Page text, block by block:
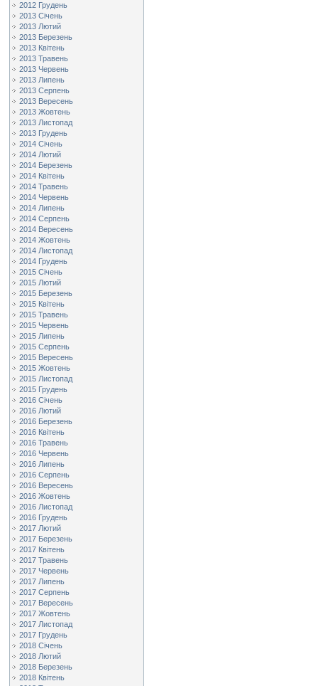
2012 Грудень
2013 Січень
2013 Лютий
2013 Березень
2013 Квітень
2013 Травень
2013 Червень
2013 Липень
2013 Серпень
2013 Вересень
2013 Жовтень
2013 Листопад
2013 Грудень
2014 Січень
2014 Лютий
2014 Березень
2014 Квітень
2014 Травень
2014 Червень
2014 Липень
2014 Серпень
2014 Вересень
2014 Жовтень
2014 Листопад
2014 Грудень
2015 Січень
2015 Лютий
2015 Березень
2015 Квітень
2015 Травень
2015 Червень
2015 Липень
2015 Серпень
2015 Вересень
2015 Жовтень
2015 Листопад
2015 Грудень
2016 Січень
2016 Лютий
2016 Березень
2016 Квітень
2016 Травень
2016 Червень
2016 Липень
2016 Серпень
2016 Вересень
2016 Жовтень
2016 Листопад
2016 Грудень
2017 Лютий
2017 Березень
2017 Квітень
2017 Травень
2017 Червень
2017 Липень
2017 Серпень
2017 Вересень
2017 Жовтень
2017 Листопад
2017 Грудень
2018 Січень
2018 Лютий
2018 Березень
2018 Квітень